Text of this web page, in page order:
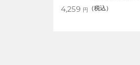
4,259 円 （税込）